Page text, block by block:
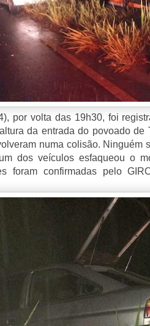
por volta das 19h30, foi
da entrada do povoado de
numa colisão. Ninguém
dos veículos esfaqueou o
foram confirmadas pelo